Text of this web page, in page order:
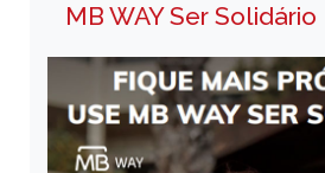
MB WAY Ser Solidário